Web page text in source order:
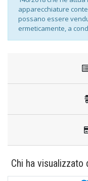
apparecchiature
possano essere
ermeticamente, a
effettuata da
delle normative
Tale dichiarazione è
correttamente
Chi ha